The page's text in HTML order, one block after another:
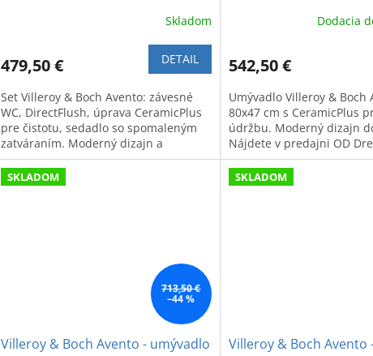
Skladom
479,50 € DETAIL
Set Villeroy & Boch Avento: závesné
WC, DirectFlush, úprava CeramicPlus
pre čistotu, sedadlo so spomaleným
zatváraním. Moderný dizajn a
špičková hygiena.
Dodacia
542,50 €
Umývadlo Villeroy & Boch
80x47 cm s CeramicPlus
údržbu. Moderný dizajn
Nájdete v predajni OD
Bratislave.
SKLADOM
713,50 €
–44 %
Villeroy & Boch Avento - umývadlo
SKLADOM
Villeroy & Boch Avento